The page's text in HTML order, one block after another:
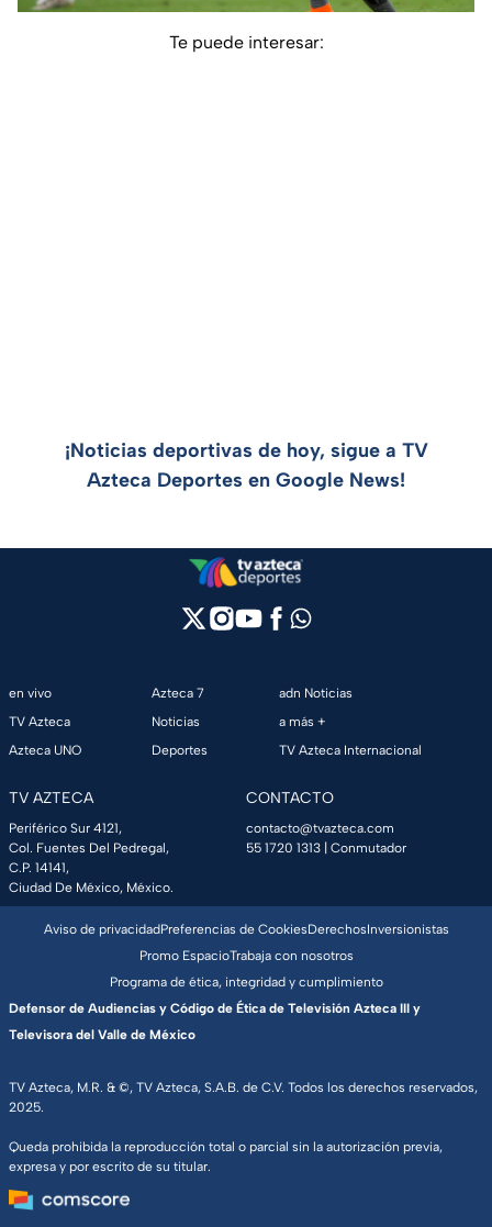
Te puede interesar:
¡Noticias deportivas de hoy, sigue a TV
Azteca Deportes en Google News!
en vivo
TV Azteca
Azteca UNO
Azteca 7
Noticias
Deportes
adn Noticias
a más +
TV Azteca Internacional
TV AZTECA
Periférico Sur 4121,
Col. Fuentes Del Pedregal,
C.P. 14141,
Ciudad De México, México.
CONTACTO
contacto@tvazteca.com
55 1720 1313 | Conmutador
TV Azteca, M.R. & ©, TV Azteca, S.A.B. de C.V. Todos los derechos reservados,
2025.
Queda prohibida la reproducción total o parcial sin la autorización previa,
expresa y por escrito de su titular.
Aviso de privacidadPreferencias de CookiesDerechosInversionistas
Promo EspacioTrabaja con nosotros
Programa de ética, integridad y cumplimiento
Defensor de Audiencias y Código de Ética de Televisión Azteca III y
Televisora del Valle de México